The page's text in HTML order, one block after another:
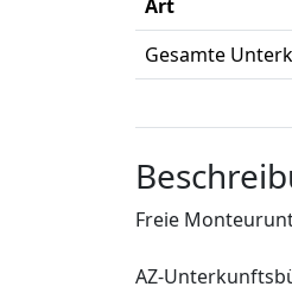
Art
Gesamte
Freie
AZ-